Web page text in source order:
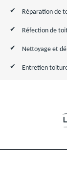
Réparation de
Réfection de
Nettoyage et
Entretien